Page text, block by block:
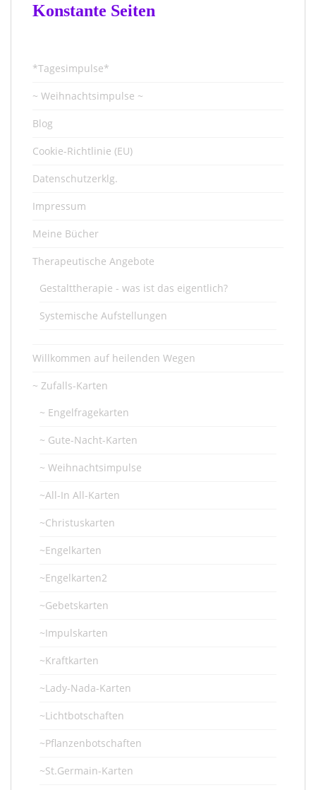
Konstante Seiten
*Tagesimpulse*
~ Weihnachtsimpulse ~
Blog
Cookie-Richtlinie (EU)
Datenschutzerklg.
Impressum
Meine Bücher
Therapeutische Angebote
Gestalttherapie - was ist das eigentlich?
Systemische Aufstellungen
Willkommen auf heilenden Wegen
~ Zufalls-Karten
~ Engelfragekarten
~ Gute-Nacht-Karten
~ Weihnachtsimpulse
~All-In All-Karten
~Christuskarten
~Engelkarten
~Engelkarten2
~Gebetskarten
~Impulskarten
~Kraftkarten
~Lady-Nada-Karten
~Lichtbotschaften
~Pflanzenbotschaften
~St.Germain-Karten